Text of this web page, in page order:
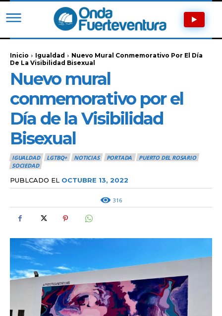
Inicio Igualdad
Nuevo Mural Conmemorativo Por El Día
De La Visibilidad Bisexual
Nuevo mural
conmemorativo por el
Día de la Visibilidad
Bisexual
IGUALDAD LGTBQ+ NOTICIAS PORTADA
PUERTO DEL ROSARIO
SOCIEDAD
PUBLCADO EL OCTUBRE 13, 2022
316